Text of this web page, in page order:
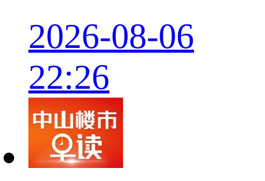
2026-08-06
22:26